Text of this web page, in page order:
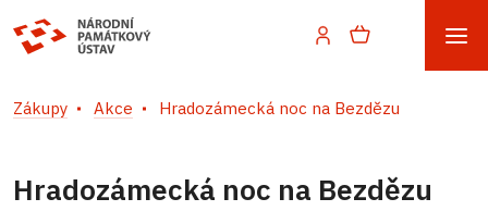
Zákupy Akce Hradozámecká noc na Bezdězu
Hradozámecká noc na Bezdězu